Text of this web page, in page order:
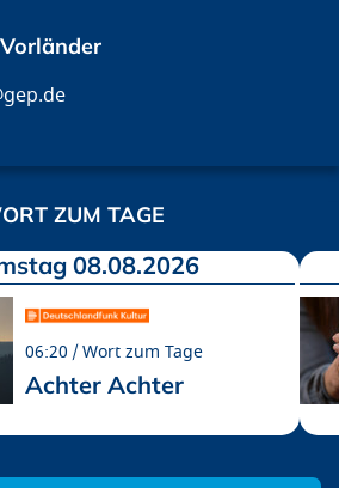
ZUM TAGE
08.08.2026
06:20 Wort zum Tage
Achter Achter